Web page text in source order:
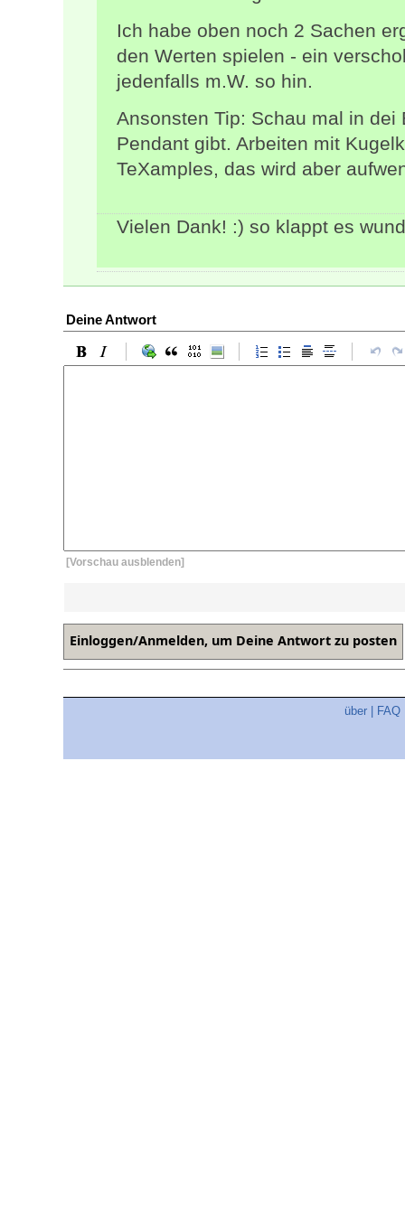
Ich habe oben noch 2 Sachen
den Werten spielen - ein
jedenfalls m.W. so hin.
Ansonsten Tip: Schau mal in
Pendant gibt. Arbeiten mit
TeXamples, das wird aber
Vielen Dank! :) so klappt es
Deine Antwort
[Vorschau ausblenden]
über FAQ